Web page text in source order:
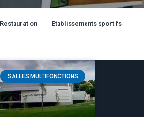
Restauration Etablissements sportifs
SALLES MULTIFONCTIONS